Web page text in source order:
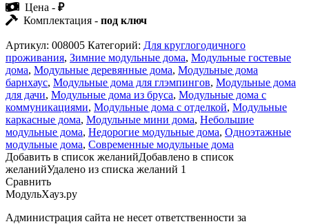
Цена - ₽
Комплектация - под ключ
Артикул: 008005 Категорий: Для круглогодичного
проживания, Зимние модульные дома, Модульные гостевые
дома, Модульные деревянные дома, Модульные дома
барнхаус, Модульные дома для глэмпингов, Модульные дома
для дачи, Модульные дома из бруса, Модульные дома с
коммуникациями, Модульные дома с отделкой, Модульные
каркасные дома, Модульные мини дома, Небольшие
модульные дома, Недорогие модульные дома, Одноэтажные
модульные дома, Современные модульные дома
Добавить в список желанийДобавлено в список
желанийУдалено из списка желаний 1
Сравнить
МодульХауз.ру
Администрация сайта не несет ответственности за